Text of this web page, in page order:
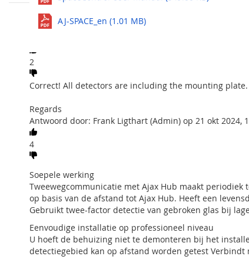
uitschakelen. Op de afstandsbediening kan ook een
Maximale prestatie
alarmsysteem wanneer u uw smartphone niet bij de
batterijlevensduur van ongeveer 3 jaar en kan
Bescherming tegen indringers en falen
gecodeerde verbinding.
Reikwijdte
Het draadloze bedienpaneel heeft een reikwijdte van
u wilt beveiligen wat vlak bij uw woning staat, is dat
Soepele werking
Tweewegcommunicatie met Ajax Hub maakt
op basis van de afstand tot Ajax Hub. Heeft een
Gebruikt twee-factor detectie van gebroken glas bij
Eenvoudige installatie op professioneel niveau
U hoeft de behuizing niet te demonteren bij het
detectiegebied kan op afstand worden getest Verbindt
Stel een vraag
Are all detectors including mounting plates?
2
Correct! All detectors are including the mounting plate.
Regards
Antwoord door: Frank Ligthart (Admin) op 21 okt 2024,
4
AJ-SPACE_en (1.01 MB)